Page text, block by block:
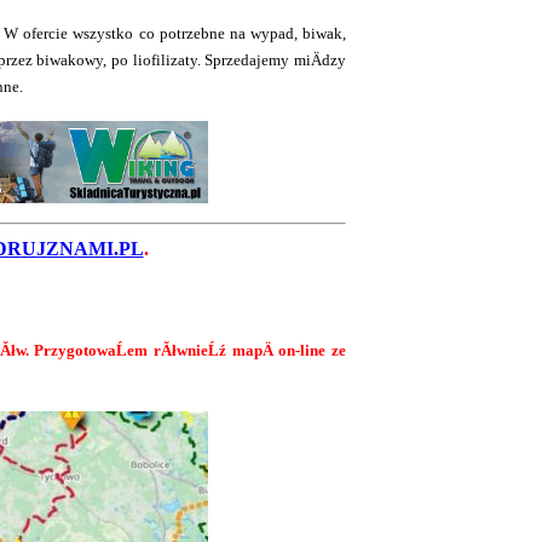
ofercie wszystko co potrzebne na wypad, biwak,
biwakowy, po liofilizaty. Sprzedajemy miÄdzy
.
PrzygotowaĹem rĂłwnieĹź mapÄ on-line ze